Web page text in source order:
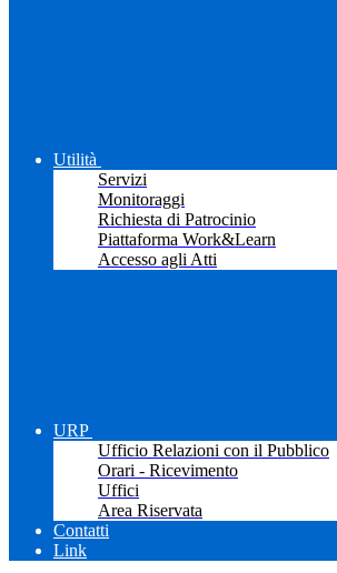
Utilità
Servizi
Monitoraggi
Richiesta di Patrocinio
Piattaforma Work&Learn
Accesso agli Atti
URP
Ufficio Relazioni con il Pubblico
Orari - Ricevimento
Uffici
Area Riservata
Contatti
Link